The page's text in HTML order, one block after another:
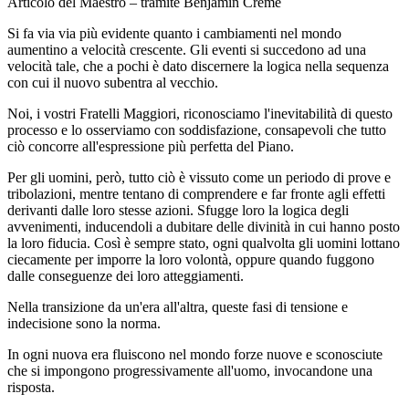
Si fa via via più evidente quanto i cambiamenti nel mondo
aumentino a velocità crescente. Gli eventi si succedono ad una
velocità tale, che a pochi è dato discernere la logica nella sequenza
con cui il nuovo subentra al vecchio.
Noi, i vostri Fratelli Maggiori, riconosciamo l'inevitabilità di questo
processo e lo osserviamo con soddisfazione, consapevoli che tutto
ciò concorre all'espressione più perfetta del Piano.
Per gli uomini, però, tutto ciò è vissuto come un periodo di prove e
tribolazioni, mentre tentano di comprendere e far fronte agli effetti
derivanti dalle loro stesse azioni. Sfugge loro la logica degli
avvenimenti, inducendoli a dubitare delle divinità in cui hanno posto
la loro fiducia. Così è sempre stato, ogni qualvolta gli uomini lottano
ciecamente per imporre la loro volontà, oppure quando fuggono
dalle conseguenze dei loro atteggiamenti.
Nella transizione da un'era all'altra, queste fasi di tensione e
indecisione sono la norma.
In ogni nuova era fluiscono nel mondo forze nuove e sconosciute
che si impongono progressivamente all'uomo, invocandone una
risposta.